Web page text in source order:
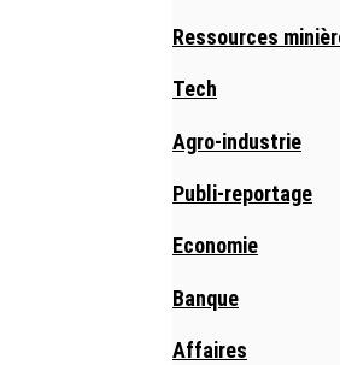
Ressources
Tech
Agro-industrie
Publi-reportage
Economie
Banque
Affaires